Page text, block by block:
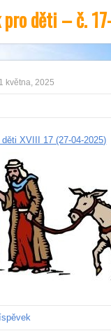
pro děti – č.
1 května, 2025
XVIII 17 (27-04-2025)